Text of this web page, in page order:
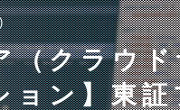
（クラウ
ョン】東